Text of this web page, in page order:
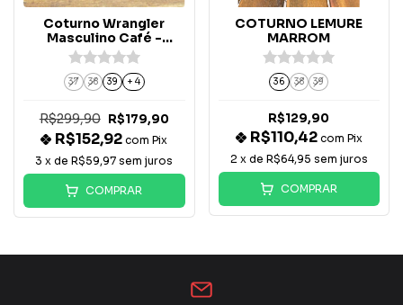
Coturno Wrangler
Masculino Café -
WM90CT
37 38 39 + 4
R$299,90 R$179,90
R$152,92com Pix
3 x deR$59,97 sem juros
COMPRAR
COTURNO LEMURE
MARROM
36 38 39
R$129,90
R$110,42 com Pix
2 x de R$64,95 sem juros
COMPRAR